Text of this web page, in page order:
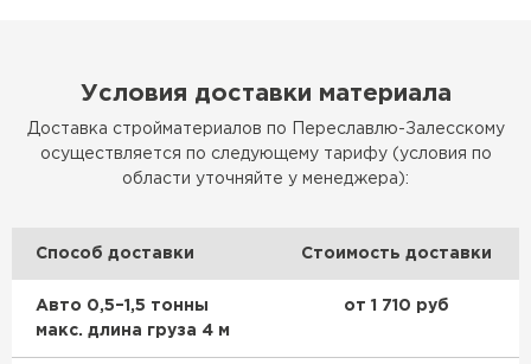
Условия доставки материала
Доставка стройматериалов по Переславлю-Залесскому
осуществляется по следующему тарифу (условия по
области уточняйте у менеджера):
Способ доставки Стоимость доставки
Авто 0,5–1,5 тонны
макс. длина груза 4 м
от 1 710 руб